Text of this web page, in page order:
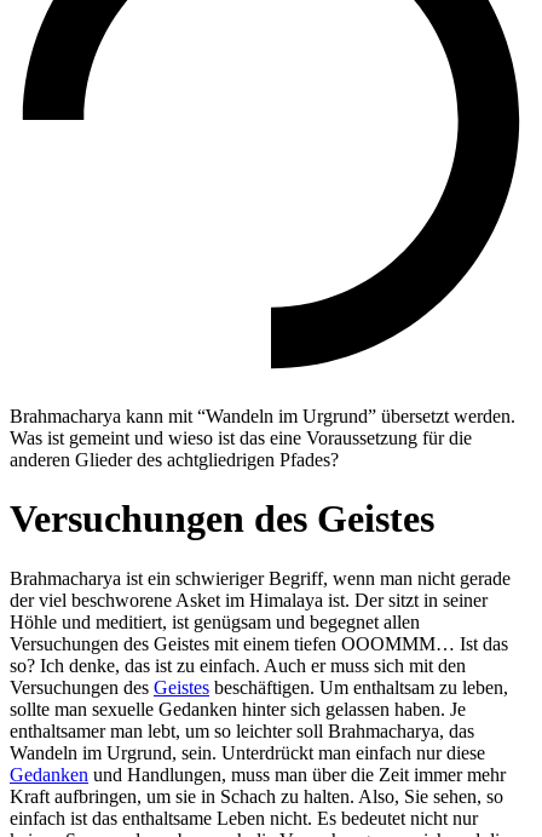
Brahmacharya kann mit “Wandeln im Urgrund” übersetzt werden.
Was ist gemeint und wieso ist das eine Voraussetzung für die
anderen Glieder des achtgliedrigen Pfades?
Versuchungen des Geistes
Brahmacharya ist ein schwieriger Begriff, wenn man nicht gerade
der viel beschworene Asket im Himalaya ist. Der sitzt in seiner
Höhle und meditiert, ist genügsam und begegnet allen
Versuchungen des Geistes mit einem tiefen OOOMMM… Ist das
so? Ich denke, das ist zu einfach. Auch er muss sich mit den
Versuchungen des Geistes beschäftigen. Um enthaltsam zu leben,
sollte man sexuelle Gedanken hinter sich gelassen haben. Je
enthaltsamer man lebt, um so leichter soll Brahmacharya, das
Wandeln im Urgrund, sein. Unterdrückt man einfach nur diese
Gedanken und Handlungen, muss man über die Zeit immer mehr
Kraft aufbringen, um sie in Schach zu halten. Also, Sie sehen, so
einfach ist das enthaltsame Leben nicht. Es bedeutet nicht nur